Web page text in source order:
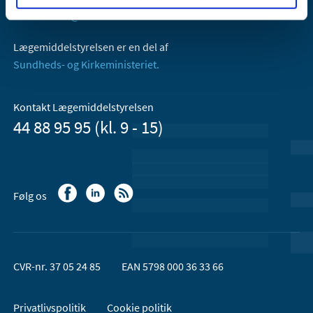
Lægemiddelstyrelsen er en del af
Sundheds- og Kirkeministeriet.
Kontakt Lægemiddelstyrelsen
44 88 95 95 (kl. 9 - 15)
Følg os
CVR-nr. 37 05 24 85 EAN 5798 000 36 33 66
Privatlivspolitik Cookie politik